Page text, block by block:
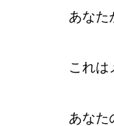
あなた
これは
あなた